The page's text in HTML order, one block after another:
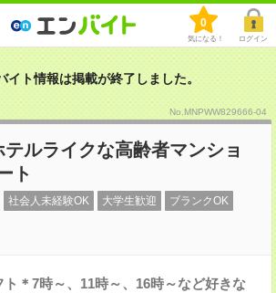
0
気になる！ ログイン
イト情報は掲載が終了しました。
No.MNPWW829666-04
テルライクな高齢者マンショ
ト
社会人未経験OK 大学生歓迎 ブランクOK
ト＊7時～、11時～、16時～など好きな